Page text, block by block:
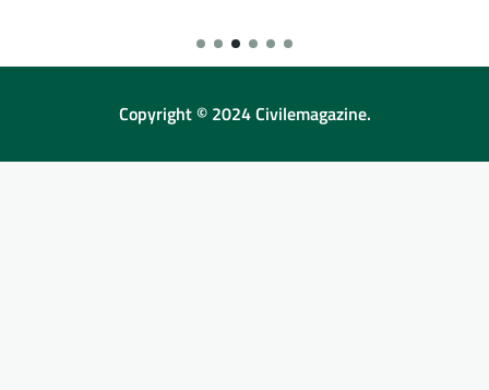
Copyright © 2024 Civilemagazine.